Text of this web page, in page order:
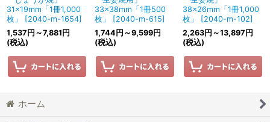
31×19mm「1冊1,000
枚」
[2040-m-1654]
1,537 円 ～7,881 円
(税込)
33×38mm「1冊500
枚」
[2040-m-615]
1,744 円 ～9,599円
(税込)
38×26mm「1冊1,000
枚」
[2040-m-102]
2,263円 ～13,897 円
(税込)
ホーム